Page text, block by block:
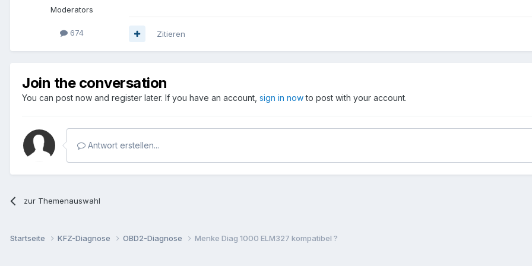
Moderators
674 Zitieren
Join the conversation
You can post now and register later. If you have an account, sign in nowto post with your account.
Antwort erstellen...
zur Themenauswahl
Startseite KFZ-Diagnose OBD2-Diagnose Menke Diag 1000 ELM327 kompatibel ?